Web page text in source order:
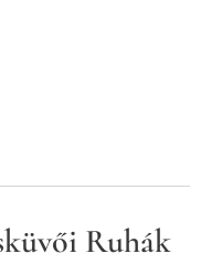
Ruhák